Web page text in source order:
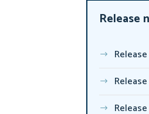
Release
Release